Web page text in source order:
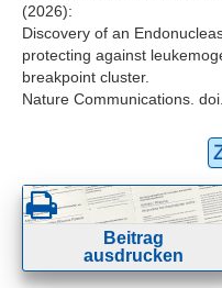
(2026):
Discovery of an
protecting against
breakpoint cluster.
Nature Communications.
Beitrag
ausdrucken